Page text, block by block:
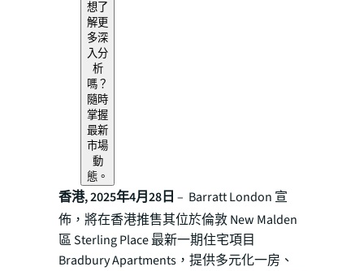
想了
解更
多深
入分
析
嗎？
隨時
掌握
最新
市場
動
態。
香港, 2025年4月28日 – Barratt London 宣
佈，將在香港推售其位於倫敦 New Malden
區 Sterling Place 最新一期住宅項目
Bradbury Apartments，提供多元化一房、